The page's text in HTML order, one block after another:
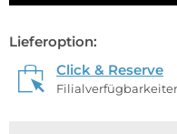
Lieferoption:
Click & Reserve